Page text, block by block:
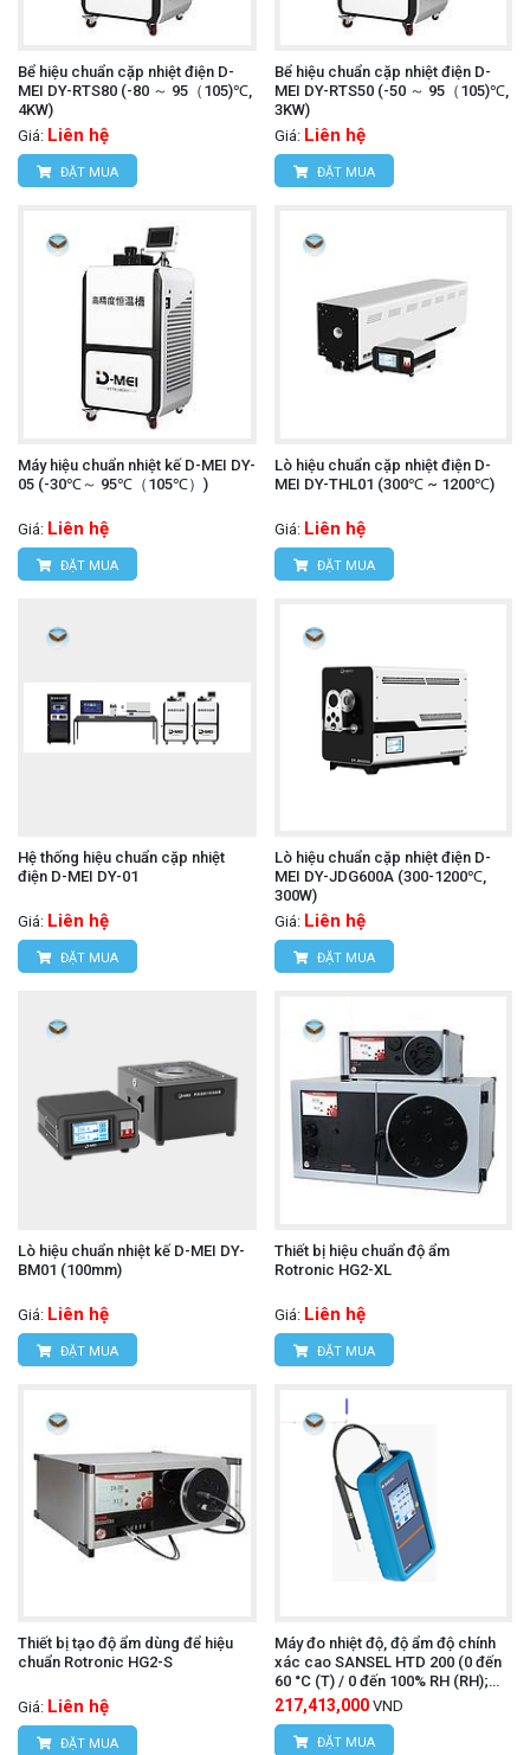
Bể hiệu chuẩn cặp nhiệt điện D-
MEI DY-RTS80 (-80 ～ 95（105)℃,
4KW)
Giá: Liên hệ
ĐẶT MUA
Bể hiệu chuẩn cặp nhiệt điện D-
MEI DY-RTS50 (-50 ～ 95（105)℃,
3KW)
Giá: Liên hệ
ĐẶT MUA
Máy hiệu chuẩn nhiệt kế D-MEI DY-
05 (-30℃～ 95℃（105℃）)
Giá: Liên hệ
ĐẶT MUA
Lò hiệu chuẩn cặp nhiệt điện D-
MEI DY-THL01 (300℃ ~ 1200℃)
Giá: Liên hệ
ĐẶT MUA
Hệ thống hiệu chuẩn cặp nhiệt
điện D-MEI DY-01
Giá: Liên hệ
ĐẶT MUA
Lò hiệu chuẩn cặp nhiệt điện D-
MEI DY-JDG600A (300-1200℃,
300W)
Giá: Liên hệ
ĐẶT MUA
Lò hiệu chuẩn nhiệt kế D-MEI DY-
BM01 (100mm)
Giá: Liên hệ
ĐẶT MUA
Thiết bị hiệu chuẩn độ ẩm
Rotronic HG2-XL
Giá: Liên hệ
ĐẶT MUA
Thiết bị tạo độ ẩm dùng để hiệu
chuẩn Rotronic HG2-S
Giá: Liên hệ
ĐẶT MUA
Máy đo nhiệt độ, độ ẩm độ chính
xác cao SANSEL HTD 200 (0 đến
60 °C (T) / 0 đến 100% RH (RH);
0.01 °C /% RH)
217,413,000 VND
ĐẶT MUA